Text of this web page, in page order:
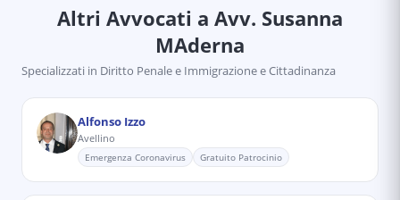
Altri Avvocati a Avv. Susanna
MAderna
Specializzati in Diritto Penale e Immigrazione e Cittadinanza
Alfonso Izzo
Avellino
Emergenza Coronavirus Gratuito Patrocinio